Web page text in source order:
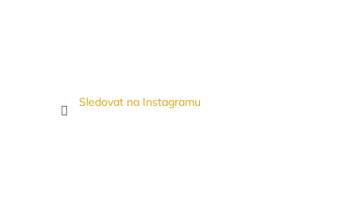
Sledovat na Instagramu